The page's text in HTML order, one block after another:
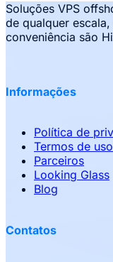
Soluções VPS
de qualquer
conveniência são
Informações
Política de
Termos de
Parceiros
Looking Glass
Blog
Contatos